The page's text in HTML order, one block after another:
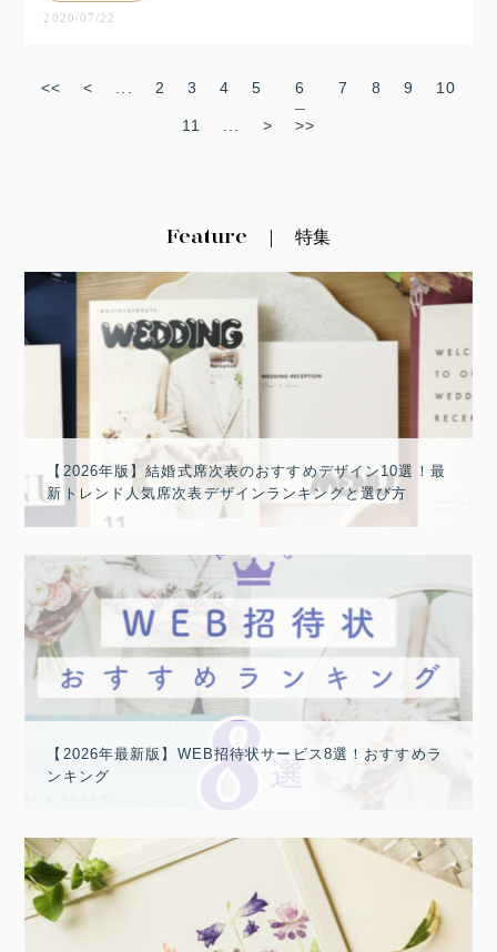
2020/07/22
<< < ... 2 3 4 5 6 7 8 9 10
11 ... > >>
Feature 特集
【2026年版】結婚式席次表のおすすめデザイン10選！最
新トレンド人気席次表デザインランキングと選び方
【2026年最新版】WEB招待状サービス8選！おすすめラ
ンキング